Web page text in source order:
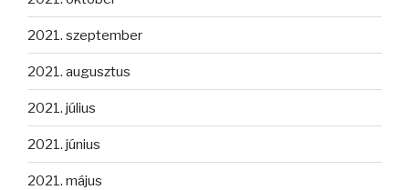
2021. szeptember
2021. augusztus
2021. július
2021. június
2021. május